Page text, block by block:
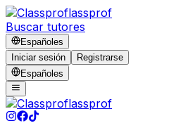
lassprof
Buscar tutores
Españoles
Iniciar sesión
Registrarse
Españoles
lassprof